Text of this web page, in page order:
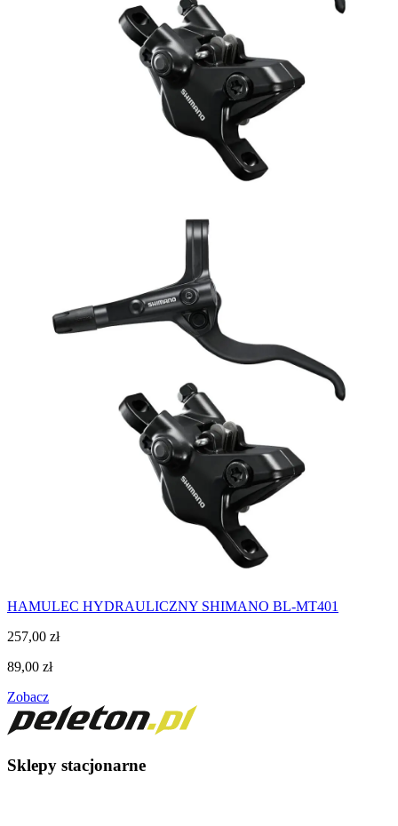
HAMULEC HYDRAULICZNY SHIMANO BL-MT401
257,00 zł
89,00 zł
Zobacz
Sklepy stacjonarne